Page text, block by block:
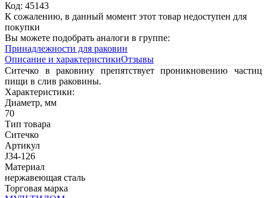
Код: 45143
К сожалению, в данный момент этот товар недоступен для
покупки
Вы можете подобрать аналоги в группе:
Принадлежности для раковин
Описание и характеристикиОтзывы
Ситечко в раковину препятствует проникновению частиц
пищи в слив раковины.
Характеристики:
Диаметр, мм
70
Тип товара
Ситечко
Артикул
J34-126
Материал
нержавеющая сталь
Торговая марка